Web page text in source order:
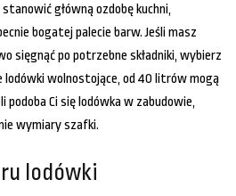
główną ozdobę kuchni,
bogatej palecie barw. Jeśli masz
sięgnąć po potrzebne składniki, wybierz
lodówki wolnostojące, od 40 litrów mogą
podoba Ci się lodówka w zabudowie,
wymiary szafki.
lodówki